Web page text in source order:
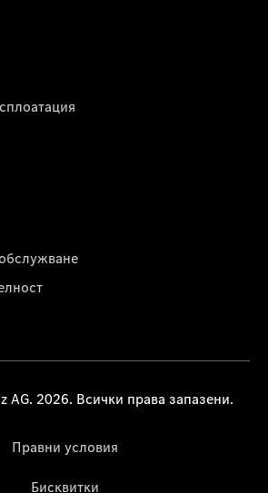
AG. 2026. Всички права запазени.
Правни условия
Бисквитки